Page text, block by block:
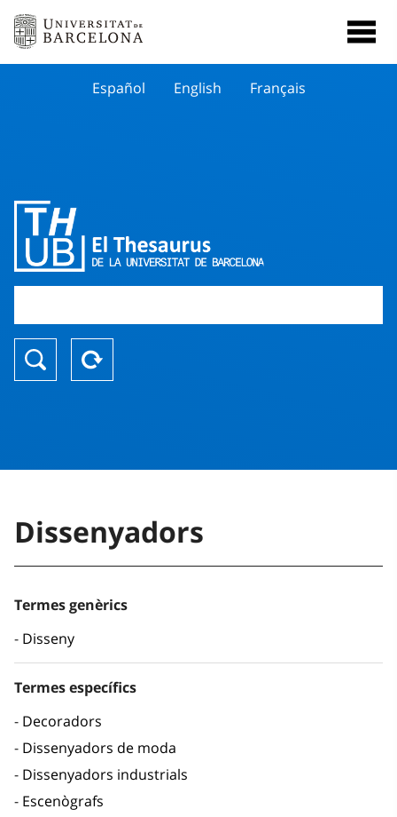
Español English Français
Dissenyadors
Termes genèrics
Disseny
Termes específics
Decoradors
Dissenyadors de moda
Dissenyadors industrials
Escenògrafs